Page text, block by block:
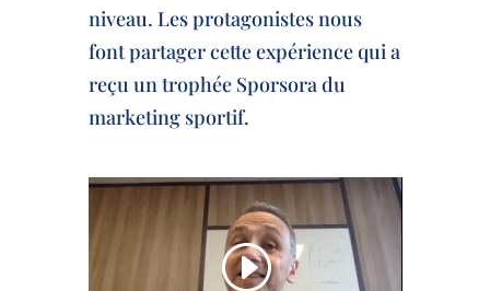
niveau. Les protagonistes nous
font partager cette expérience qui a
reçu un trophée Sporsora du
marketing sportif.